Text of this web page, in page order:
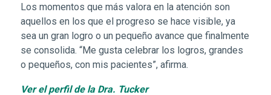
Los momentos que más valora en la atención son
aquellos en los que el progreso se hace visible, ya
sea un gran logro o un pequeño avance que finalmente
se consolida. “Me gusta celebrar los logros, grandes
o pequeños, con mis pacientes”, afirma.
Ver el perfil de la Dra. Tucker